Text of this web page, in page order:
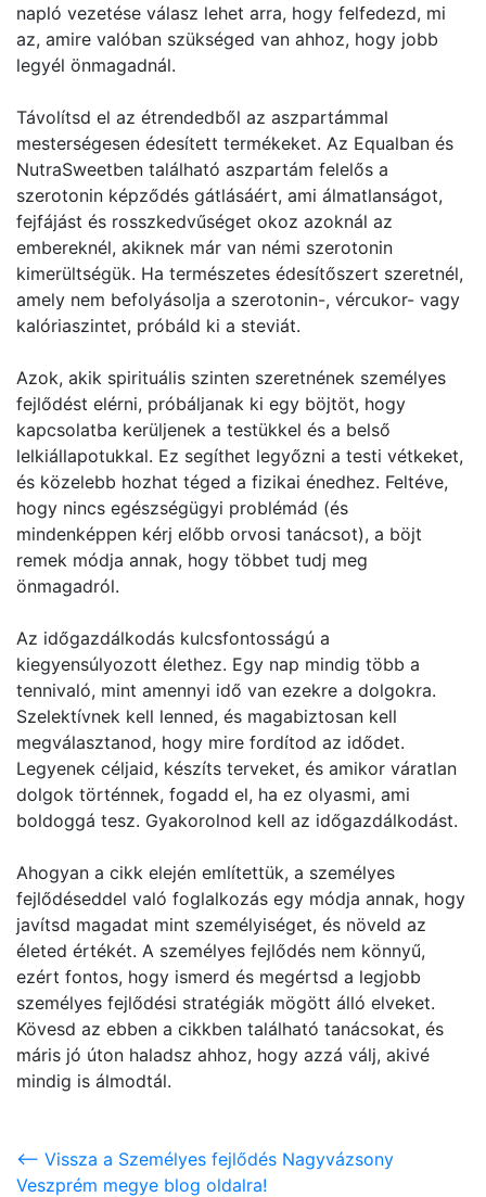
napló vezetése válasz lehet arra, hogy felfedezd, mi
az, amire valóban szükséged van ahhoz, hogy jobb
legyél önmagadnál.
Távolítsd el az étrendedből az aszpartámmal
mesterségesen édesített termékeket. Az Equalban és
NutraSweetben található aszpartám felelős a
szerotonin képződés gátlásáért, ami álmatlanságot,
fejfájást és rosszkedvűséget okoz azoknál az
embereknél, akiknek már van némi szerotonin
kimerültségük. Ha természetes édesítőszert szeretnél,
amely nem befolyásolja a szerotonin-, vércukor- vagy
kalóriaszintet, próbáld ki a steviát.
Azok, akik spirituális szinten szeretnének személyes
fejlődést elérni, próbáljanak ki egy böjtöt, hogy
kapcsolatba kerüljenek a testükkel és a belső
lelkiállapotukkal. Ez segíthet legyőzni a testi vétkeket,
és közelebb hozhat téged a fizikai énedhez. Feltéve,
hogy nincs egészségügyi problémád (és
mindenképpen kérj előbb orvosi tanácsot), a böjt
remek módja annak, hogy többet tudj meg
önmagadról.
Az időgazdálkodás kulcsfontosságú a
kiegyensúlyozott élethez. Egy nap mindig több a
tennivaló, mint amennyi idő van ezekre a dolgokra.
Szelektívnek kell lenned, és magabiztosan kell
megválasztanod, hogy mire fordítod az idődet.
Legyenek céljaid, készíts terveket, és amikor váratlan
dolgok történnek, fogadd el, ha ez olyasmi, ami
boldoggá tesz. Gyakorolnod kell az időgazdálkodást.
Ahogyan a cikk elején említettük, a személyes
fejlődéseddel való foglalkozás egy módja annak, hogy
javítsd magadat mint személyiséget, és növeld az
életed értékét. A személyes fejlődés nem könnyű,
ezért fontos, hogy ismerd és megértsd a legjobb
személyes fejlődési stratégiák mögött álló elveket.
Kövesd az ebben a cikkben található tanácsokat, és
máris jó úton haladsz ahhoz, hogy azzá válj, akivé
mindig is álmodtál.
<-- Vissza a Személyes fejlődés Nagyvázsony
Veszprém megye blog oldalra!